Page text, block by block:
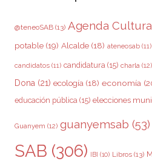
@teneoSAB (13) Agenda
potable (19) Alcalde (18) ateneosab (11)
candidatos (11) candidatura (15) charla (12)
Dona (21) ecología (18) economía
educación pública (15) elecciones
Guanyem (12) guanyemsab (53)
SAB (306) IBI (10) Libros (13)